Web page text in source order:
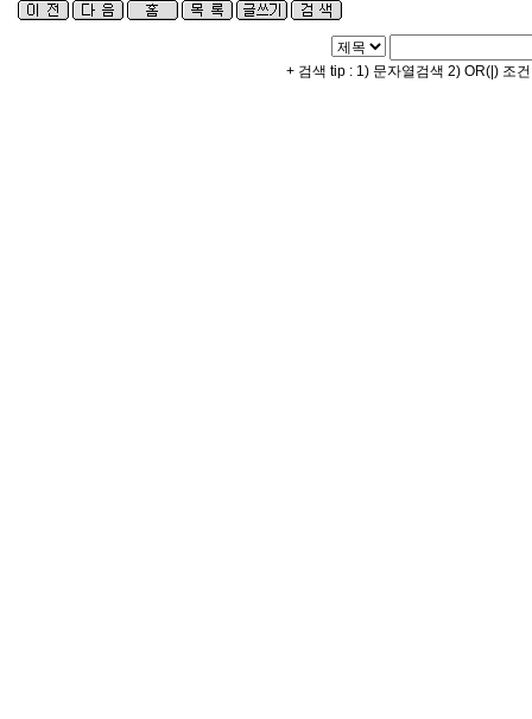
+ 검색 tip : 1) 문자열검색 2) OR(|) 조